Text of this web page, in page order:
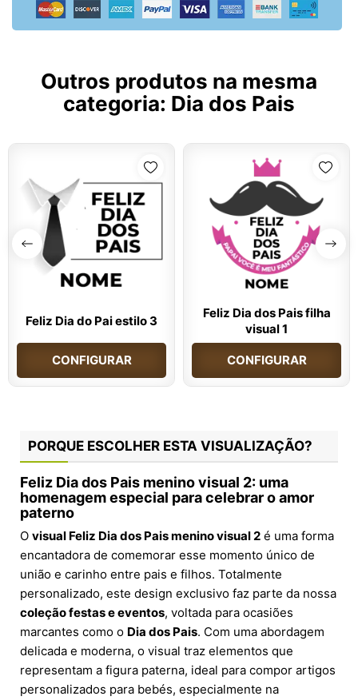
Outros produtos na mesma
categoria: Dia dos Pais
Feliz Dia do Pai estilo 3
CONFIGURAR
Feliz Dia dos Pais filha
visual 1
CONFIGURAR
PORQUE ESCOLHER ESTA VISUALIZAÇÃO?
Feliz Dia dos Pais menino visual 2: uma
homenagem especial para celebrar o amor
paterno
O visual Feliz Dia dos Pais menino visual 2 é uma forma
encantadora de comemorar esse momento único de
união e carinho entre pais e filhos. Totalmente
personalizado, este design exclusivo faz parte da nossa
coleção festas e eventos, voltada para ocasiões
marcantes como o Dia dos Pais. Com uma abordagem
delicada e moderna, o visual traz elementos que
representam a figura paterna, ideal para compor artigos
personalizados para bebés, especialmente na